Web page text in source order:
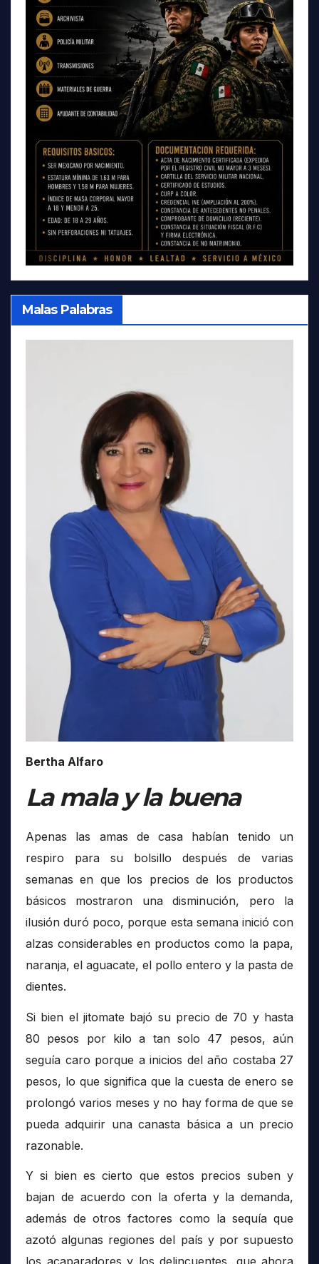
Malas Palabras
Bertha Alfaro
La mala y la buena
Apenas las amas de casa habían tenido un
respiro para su bolsillo después de varias
semanas en que los precios de los productos
básicos mostraron una disminución, pero la
ilusión duró poco, porque esta semana inició con
alzas considerables en productos como la papa,
naranja, el aguacate, el pollo entero y la pasta de
dientes.
Si bien el jitomate bajó su precio de 70 y hasta
80 pesos por kilo a tan solo 47 pesos, aún
seguía caro porque a inicios del año costaba 27
pesos, lo que significa que la cuesta de enero se
prolongó varios meses y no hay forma de que se
pueda adquirir una canasta básica a un precio
razonable.
Y si bien es cierto que estos precios suben y
bajan de acuerdo con la oferta y la demanda,
además de otros factores como la sequía que
azotó algunas regiones del país y por supuesto